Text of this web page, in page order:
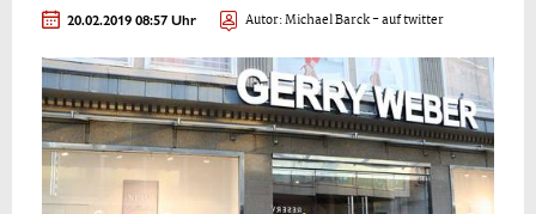
20.02.2019 08:57 Uhr Autor:Michael Barck- auf twitter